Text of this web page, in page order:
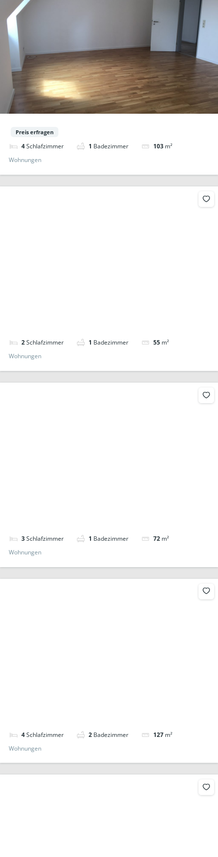
Preis erfragen
4Schlafzimmer 1 Badezimmer 103 m²
Wohnungen
2Schlafzimmer 1 Badezimmer 55 m²
Wohnungen
3Schlafzimmer 1 Badezimmer 72 m²
Wohnungen
4Schlafzimmer 2 Badezimmer 127 m²
Wohnungen